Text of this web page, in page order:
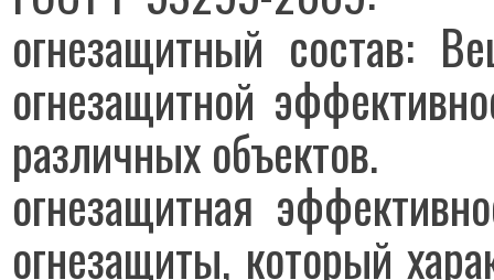
огнезащитный состав:
огнезащитной
различных объектов.
огнезащитная
огнезащиты, который